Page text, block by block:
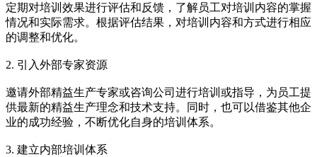
定期对培训效果进行评估和反馈，了解员工对培训内容的掌握
情况和实际需求。根据评估结果，对培训内容和方式进行相应
的调整和优化。
2. 引入外部专家资源
邀请外部精益生产专家或咨询公司进行培训或指导，为员工提
供最新的精益生产理念和技术支持。同时，也可以借鉴其他企
业的成功经验，不断优化自身的培训体系。
3. 建立内部培训体系